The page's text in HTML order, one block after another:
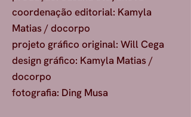
coordenação editorial: Kamyla
Matias / docorpo
projeto gráfico original: Will Cega
design gráfico: Kamyla Matias /
docorpo
fotografia: Ding Musa